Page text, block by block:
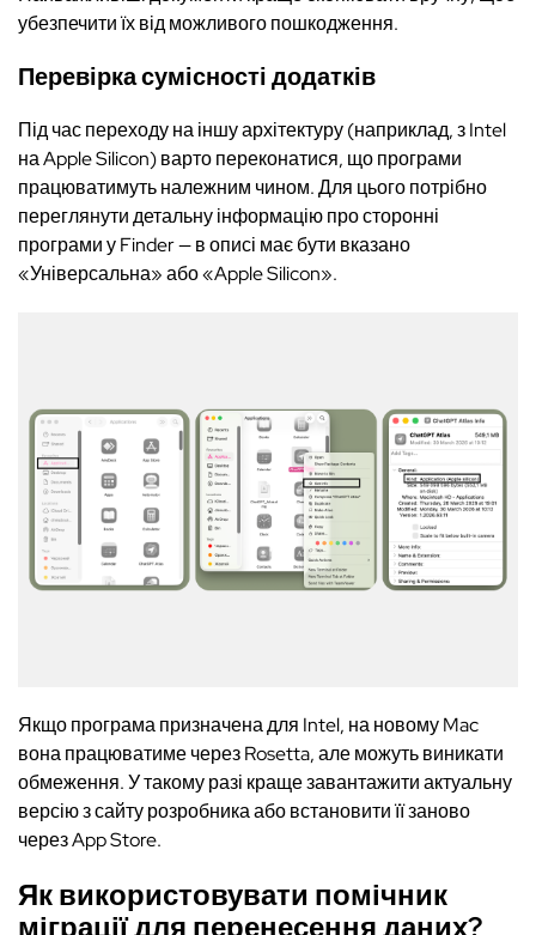
убезпечити їх від можливого пошкодження.
Перевірка сумісності додатків
Під час переходу на іншу архітектуру (наприклад, з Intel
на Apple Silicon) варто переконатися, що програми
працюватимуть належним чином. Для цього потрібно
переглянути детальну інформацію про сторонні
програми у Finder — в описі має бути вказано
«Універсальна» або «Apple Silicon».
Якщо програма призначена для Intel, на новому Mac
вона працюватиме через Rosetta, але можуть виникати
обмеження. У такому разі краще завантажити актуальну
версію з сайту розробника або встановити її заново
через App Store.
Як використовувати помічник
міграції для перенесення даних?